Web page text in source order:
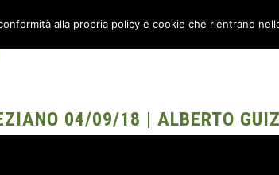
COS’È METABOX
04/09/18 | ALBERTO
alla propria policy e cookie che rientrano